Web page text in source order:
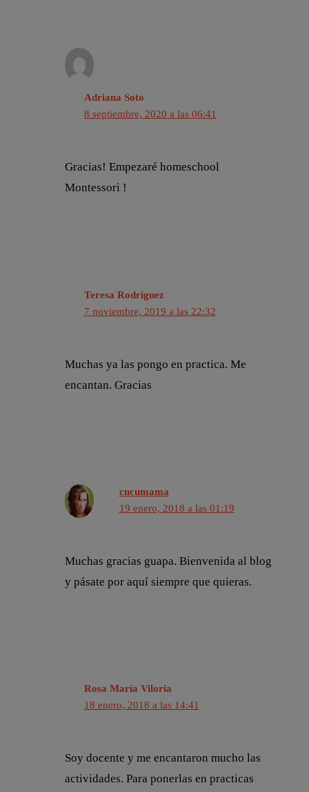
Adriana Soto
8 septiembre, 2020 a las 06:41
Gracias! Empezaré homeschool
Montessori !
Teresa Rodriguez
7 noviembre, 2019 a las 22:32
Muchas ya las pongo en practica. Me
encantan. Gracias
cucumama
19 enero, 2018 a las 01:19
Muchas gracias guapa. Bienvenida al blog
y pásate por aquí siempre que quieras.
Rosa María Viloria
18 enero, 2018 a las 14:41
Soy docente y me encantaron mucho las
actividades. Para ponerlas en practicas